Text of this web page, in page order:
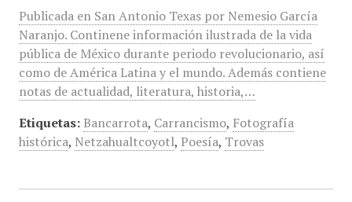
Publicada en San Antonio Texas por Nemesio García
Naranjo. Continene información ilustrada de la vida
pública de México durante periodo revolucionario, así
como de América Latina y el mundo. Además contiene
notas de actualidad, literatura, historia,…
Etiquetas: Bancarrota, Carrancismo, Fotografía
histórica, Netzahualtcoyotl, Poesía, Trovas